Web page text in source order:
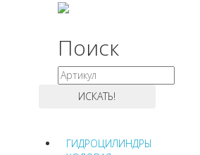
Поиск
ГИДРОЦИЛИНДРЫ